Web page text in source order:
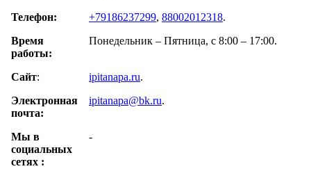
Телефон:
+79186237299, 88002012318.
Время
работы:
Понедельник – Пятница, с 8:00 – 17:00.
Сайт: ipitanapa.ru.
Электронная
почта:
ipitanapa@bk.ru.
Мы в
cоциальных
сетях :
-